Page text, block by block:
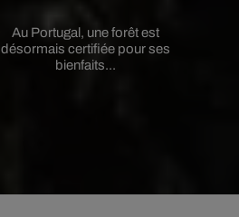
Au Portugal, une forêt est
désormais certifiée pour ses
bienfaits...